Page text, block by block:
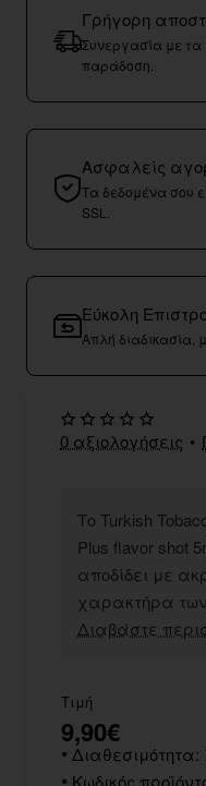
Γρήγορη
Συνεργασία με τα
παράδοση.
Ασφαλείς
Τα δεδομένα σου
SSL.
Εύκολη
Απλή διαδικασία,
Το Turkish
Plus flavor shot
αποδίδει με
χαρακτήρα των
Διαβάστε
0 αξιολογήσεις •
Τιμή
9,90€
Διαθεσιμότητα:
Κωδικός